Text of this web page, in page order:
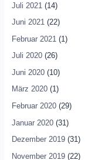
Juli 2021 (14)
Juni 2021(22)
Februar 2021 (1)
Juli 2020(26)
Juni 2020(10)
März 2020(1)
Februar 2020(29)
Januar 2020(31)
Dezember 2019(31)
November 2019(22)